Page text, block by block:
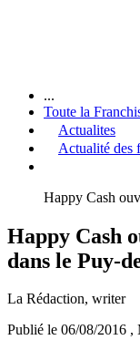
...
Toute la
Actualites
Actualité des
Happy Cash
Happy Cash
dans le Puy-
La Rédaction, writer
Publié le 06/08/2016 ,